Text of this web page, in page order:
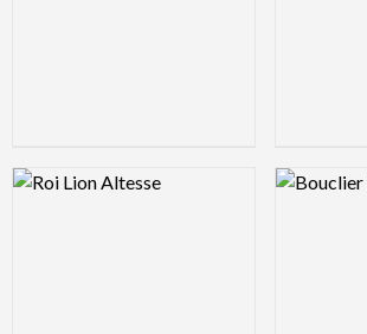
Logo Preview Image Logo